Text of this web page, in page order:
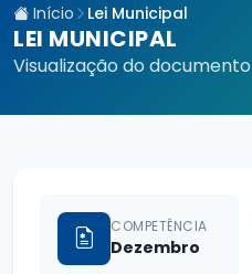
Início Lei Municipal
LEI MUNICIPAL
Visualização do documento
COMPETÊNCIA
Dezembro